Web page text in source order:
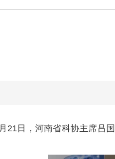
日，河南省科协主席吕国